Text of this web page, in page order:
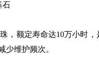
石
额定寿命达10万小时，
少维护频次。